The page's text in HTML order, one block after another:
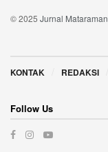
© 2025 Jurnal Mataraman
KONTAK REDAKSI
Follow Us